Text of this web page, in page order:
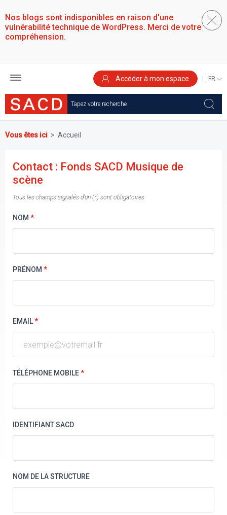
au
contenu
principal
Nos blogs sont indisponibles en raison d'une
vulnérabilité technique de WordPress. Merci de votre
compréhension.
Accéder à mon espace
YOUR
Vous êtes ici Accueil
Contact : Fonds SACD Musique de
scène
Tous les champs signalés d'un (*) sont obligatoires
NOM *
PRÉNOM *
EMAIL*
TÉLÉPHONE MOBILE*
IDENTIFIANT SACD
NOM DE LA STRUCTURE